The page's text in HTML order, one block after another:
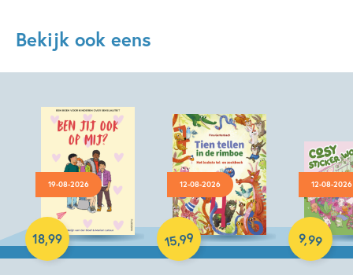
Bekijk ook eens
19-08-2026
18,99
Hardcover
12-08-2026
15,99
Hardcover
12-08-2026
9,99
Paperback